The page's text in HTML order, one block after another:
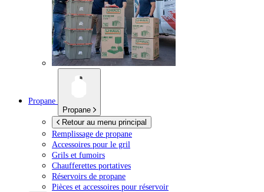
Propane
Propane
Retour au menu principal
Remplissage de propane
Accessoires pour le gril
Grils et fumoirs
Chaufferettes portatives
Réservoirs de propane
Pièces et accessoires pour réservoir